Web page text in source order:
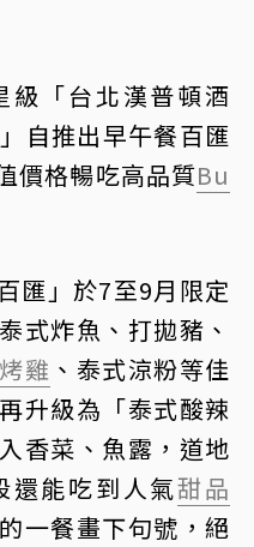
級「台北漢普頓酒
自推出早午餐百匯
價格暢吃高品質Bu
匯」於7至9月限定
式炸魚、打拋豬、
烤雞 、泰式涼粉等佳
升級為「泰式酸辣
香菜、魚露，道地
還能吃到人氣甜品
一餐畫下句號，絕